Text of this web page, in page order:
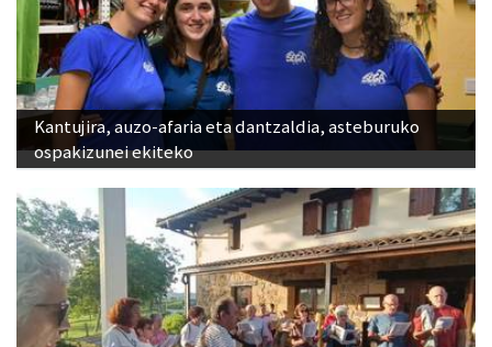
Kantujira, auzo-afaria eta dantzaldia, asteburuko
ospakizunei ekiteko